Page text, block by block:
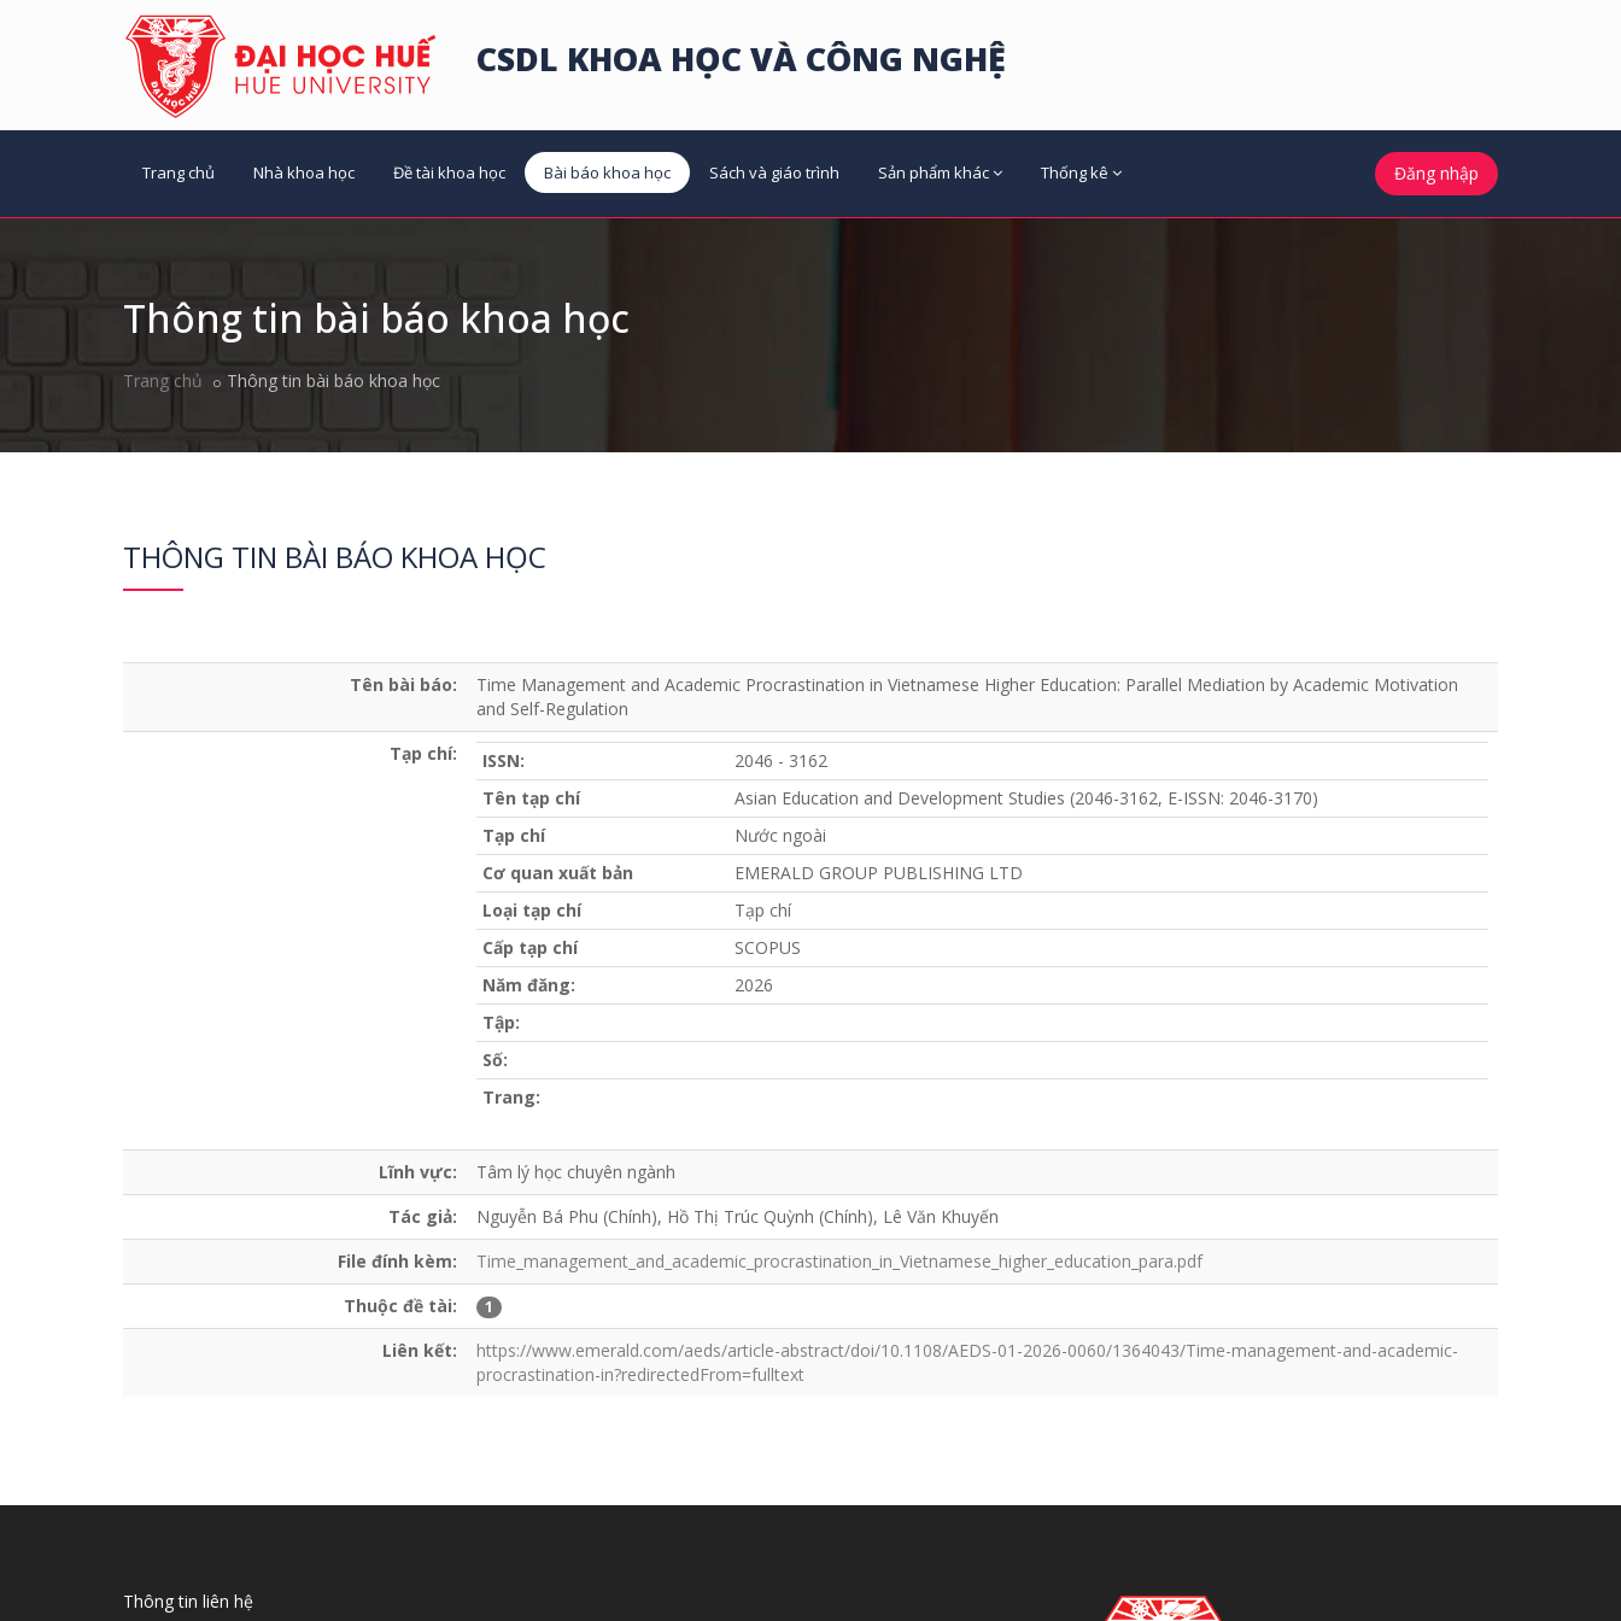
CSDL KHOA HỌC VÀ CÔNG NGHỆ
Trang chủ Nhà khoa học Đề tài khoa học Bài báo khoa học Sách và giáo trình Sản phẩm khác Thống kê Đăng nhập
Thông tin bài báo khoa học
Trang chủ Thông tin bài báo khoa học
THÔNG TIN BÀI BÁO KHOA HỌC
Tên bài báo:
Time Management and Academic Procrastination in Vietnamese Higher Education: Parallel Mediation by Academic Motivation
and Self-Regulation
Tạp chí:
ISSN:
2046 - 3162
Tên tạp chí
Asian Education and Development Studies (2046-3162, E-ISSN: 2046-3170)
Tạp chí
Nước ngoài
Cơ quan xuất bản
EMERALD GROUP PUBLISHING LTD
Loại tạp chí
Tạp chí
Cấp tạp chí
SCOPUS
Năm đăng:
2026
Tập:
Số:
Trang:
Lĩnh vực:
Tâm lý học chuyên ngành
Tác giả:
Nguyễn Bá Phu (Chính), Hồ Thị Trúc Quỳnh (Chính), Lê Văn Khuyến
File đính kèm:
Time_management_and_academic_procrastination_in_Vietnamese_higher_education_para.pdf
Thuộc đề tài:
1
Liên kết:
https://www.emerald.com/aeds/article-abstract/doi/10.1108/AEDS-01-2026-0060/1364043/Time-management-and-academic-
procrastination-in?redirectedFrom=fulltext
Thông tin liên hệ